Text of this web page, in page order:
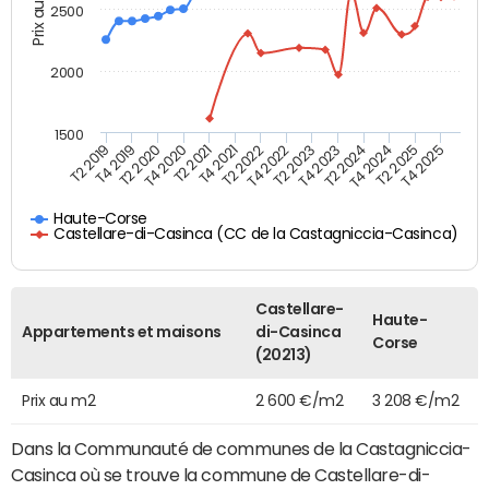
Haute-Corse
Castellare-di-Casinca (CC de la Castagniccia-Casinca)
T2 2019T4 2019T2 2020T4 2020T2 2021T4 2021T2 2022T4 2022T2 2023T4 2023T2 2024T4 2024T2 2025T4 2025
1500
2000
2500
Appartements et maisons
Castellare-
di-Casinca
(20213)
Haute-
Corse
Prix au m2 2 600 €/m2 3 208 €/m2
Dans la Communauté de communes de la Castagniccia-
Casinca où se trouve la commune de Castellare-di-